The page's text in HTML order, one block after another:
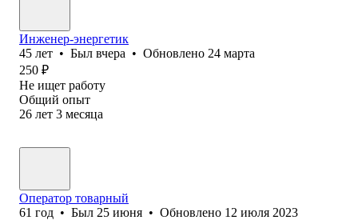
Инженер-энергетик
45 лет • Был вчера • Обновлено 24 марта
250 ₽
Не ищет работу
Общий опыт
26 лет 3 месяца
Оператор товарный
61 год • Был 25 июня • Обновлено 12 июля 2023